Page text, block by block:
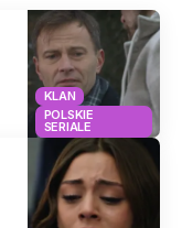
KLAN
POLSKIE
SERIALE